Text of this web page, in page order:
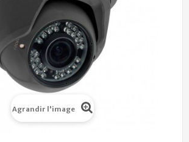
Agrandir l'image